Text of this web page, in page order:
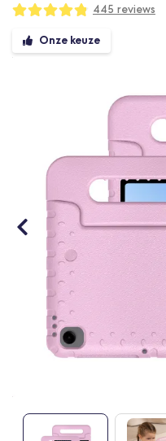
Waardering:
96
100
445 reviews
naar
Onze keuze